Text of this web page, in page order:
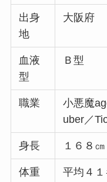
出身
地
大阪府
血液
型
Ｂ型
職業
小悪魔
uber／
身長 １６８㎝
体重 平均４